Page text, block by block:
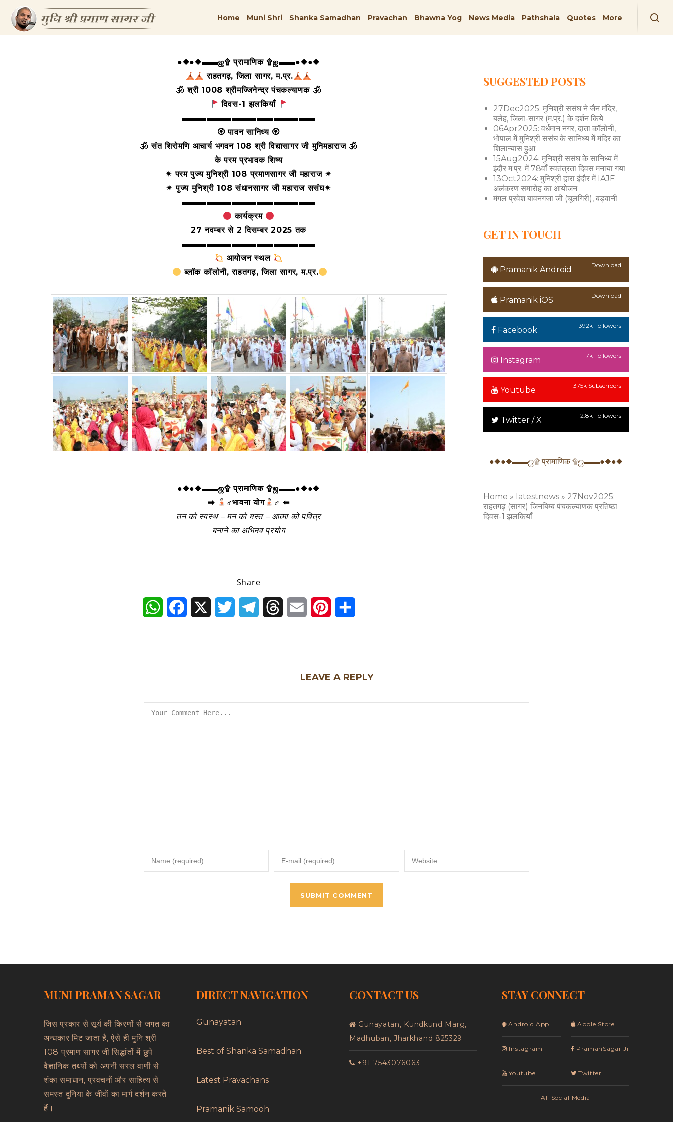
Home Muni Shri Shanka Samadhan Pravachan Bhawna Yog News Media Pathshala Quotes More
●◆●◆▬▬ஜ۩ प्रामाणिक ۩ஜ▬▬●◆●◆
राहतगढ़, जिला सागर, म.प्र.
🕉 श्री 1008 श्रीमज्जिनेन्द्र पंचकल्याणक 🕉
दिवस-1 झलकियाँ
▬▬▬▬▬▬▬▬▬▬▬▬▬▬▬▬
🏵 पावन सानिध्य 🏵
🕉 संत शिरोमणि आचार्य भगवन 108श्री विद्यासागर जी मुनिमहाराज 🕉
के परम प्रभावक शिष्य
✴ परम पुज्य मुनिश्री 108 प्रमाणसागर जीमहाराज ✴
✴ पुज्य मुनिश्री 108 संधानसागर जी महाराज ससंघ✴
▬▬▬▬▬▬▬▬▬▬▬▬▬▬▬▬
कार्यक्रम
27 नवम्बर से 2 दिसम्बर 2025 तक
▬▬▬▬▬▬▬▬▬▬▬▬▬▬▬▬
आयोजन स्थल
ब्लॉक कॉलोनी, राहतगढ़, जिला सागर, म.प्र.
●◆●◆▬▬ஜ۩ प्रामाणिक ۩ஜ▬▬●◆●◆
➡
‍♂भावना योग
‍♂ ⬅
तन को स्वस्थ – मन को मस्त – आत्मा को पवित्र
बनाने का अभिनव प्रयोग
Share
WhatsAppFacebook Twitter TelegramThreadsEmail Pinterest
SUGGESTED POSTS
27Dec2025: मुनिश्री ससंघ ने जैन मंदिर,
बलेह, जिला-सागर (म.प्र.) के दर्शन किये
06Apr2025: वर्धमान नगर, दाता कॉलोनी,
भोपाल में मुनिश्री ससंघ के सानिध्य में मंदिर का
शिलान्यास हुआ
15Aug2024: मुनिश्री ससंघ के सानिध्य में
इंदौर म.प्र. में 78वाँ स्वतंत्रता दिवस मनाया गया
13Oct2024: मुनिश्री द्वारा इंदौर में IAJF
अलंकरण समारोह का आयोजन
मंगल प्रवेश बावनगजा जी (चूलगिरी), बड़वानी
GET IN TOUCH
Pramanik Android Download
Pramanik iOS Download
Facebook 392k Followers
Instagram 117k Followers
Youtube 375k Subscribers
Twitter / X 2.8k Followers
●◆●◆▬▬ஜ۩ प्रामाणिक ۩ஜ▬▬●◆●◆
Home » latestnews» 27Nov2025:
राहतगढ़ (सागर) जिनबिम्ब पंचकल्याणक प्रतिष्ठा
दिवस-1 झलकियाँ
LEAVE A REPLY
MUNI PRAMAN SAGAR
जिस प्रकार से सूर्य की किरणों से जगत का
अन्धकार मिट जाता है, ऐसे ही मुनि श्री
108 प्रमाण सागर जी सिद्धांतों में छुपे
वैज्ञानिक तथ्यों को अपनी सरल वाणी से
शंका समाधान, प्रवचनों और साहित्य से
समस्त दुनिया के जीवों का मार्ग दर्शन करते
हैं।
DIRECT NAVIGATION
Gunayatan
Best of Shanka Samadhan
Latest Pravachans
Pramanik Samooh
CONTACT US
Gunayatan, Kundkund Marg,
Madhuban, Jharkhand 825329
+91-7543076063
STAY CONNECT
Android App
Instagram
Youtube
Apple Store
PramanSagar Ji
Twitter
All Social Media